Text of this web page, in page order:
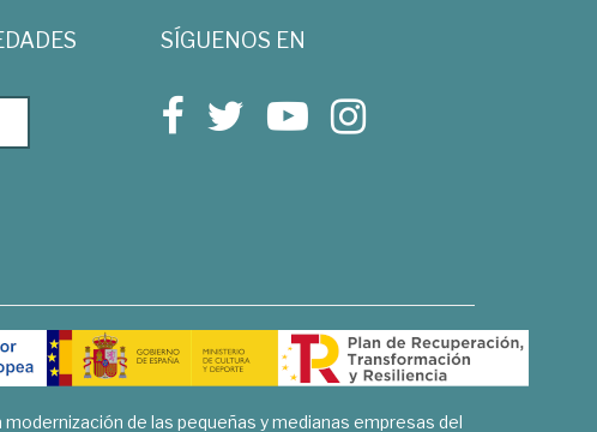
SÍGUENOS EN
modernización de las pequeñas y medianas empresas del